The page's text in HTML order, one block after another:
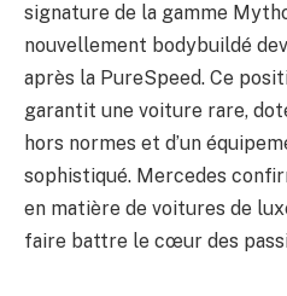
signature de la gamme
nouvellement bodybuildé
après la PureSpeed. Ce
garantit une voiture rare,
hors normes et d’un
sophistiqué. Mercedes
en matière de voitures de
faire battre le cœur des